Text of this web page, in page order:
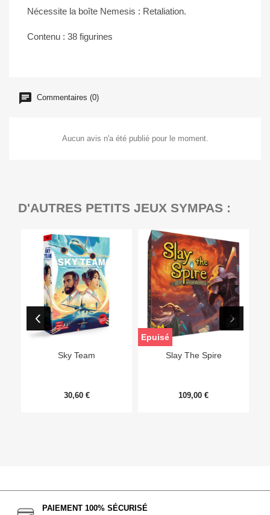
Nécessite la boîte Nemesis : Retaliation.
Contenu : 38 figurines
Commentaires (0)
Aucun avis n'a été publié pour le moment.
D'AUTRES PETITS JEUX SYMPAS :
Sky Team
30,60 €
Slay The Spire
109,00 €
Epuisé
PAIEMENT 100% SÉCURISÉ